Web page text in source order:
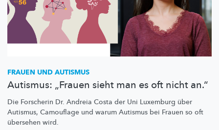
FRAUEN UND AUTISMUS
Autismus: „Frauen sieht man es oft nicht an.“
Die Forscherin Dr. Andreia Costa der Uni Luxemburg über
Autismus, Camouflage und warum Autismus bei Frauen so oft
übersehen wird.